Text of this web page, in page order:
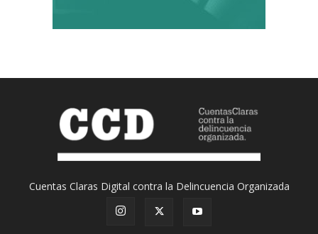
Cuentas Claras Digital contra la Delincuencia Organizada